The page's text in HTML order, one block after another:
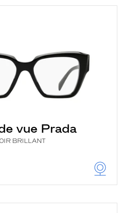
vue Prada
BRILLANT